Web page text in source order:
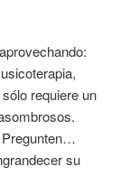
requiere un
Pregunten…
su